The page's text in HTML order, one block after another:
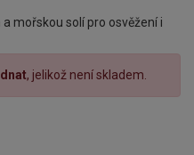
mořskou solí pro osvěžení i
, jelikož není skladem.